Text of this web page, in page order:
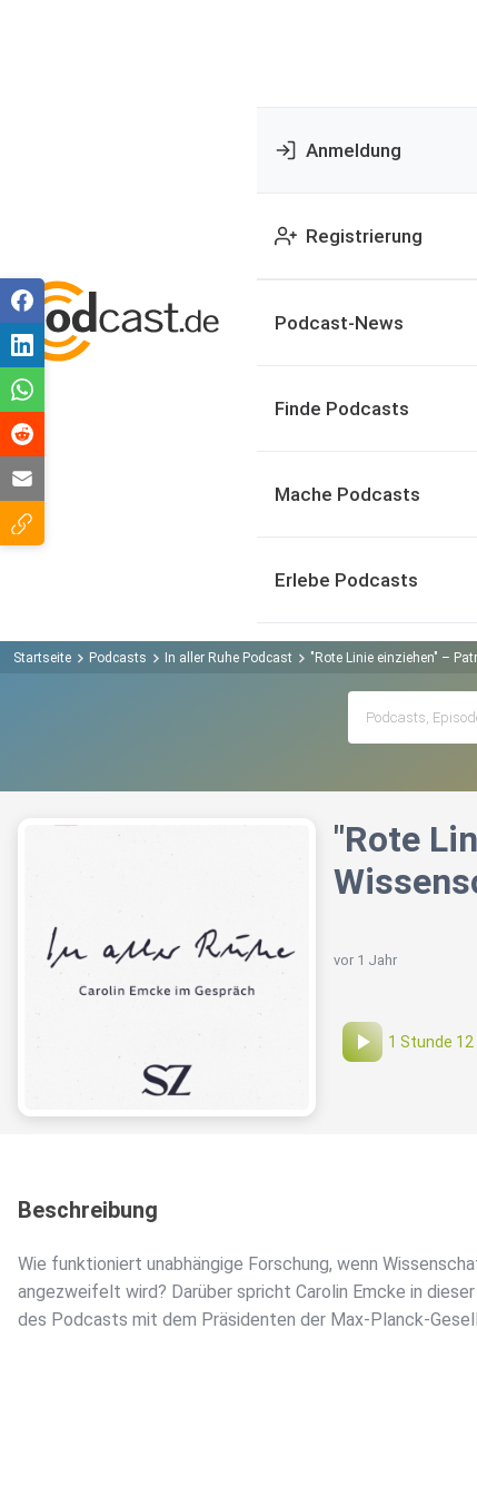
Anmeldung
Registrierung
Podcast-News
Finde Podcasts
Mache Podcasts
Erlebe Podcasts
Startseite Podcasts In aller Ruhe Podcast "Rote Linie einziehen" –
"Rote
vor 1 Jahr
1 Stunde
Beschreibung
Wie funktioniert unabhängige Forschung, wenn
angezweifelt wird? Darüber spricht Carolin Emcke in
des Podcasts mit dem Präsidenten der Max-Planck-